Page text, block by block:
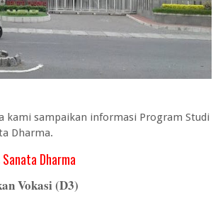
kami sampaikan informasi Program Studi
Dharma.
Dharma
Vokasi (D3)